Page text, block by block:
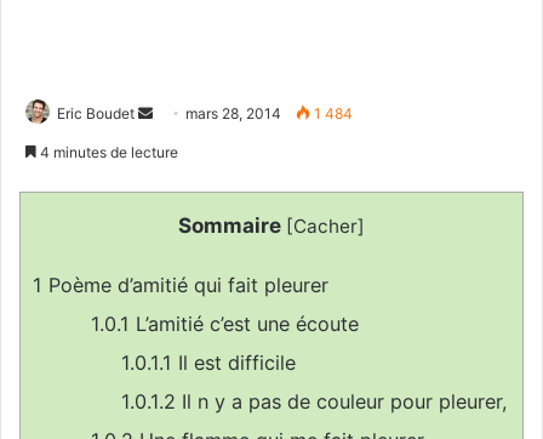
Eric Boudet
Envoyermars 28, 2014 1 484
4 minutes de lecture
Sommaire [Cacher]
1 Poème d’amitié qui fait pleurer
1.0.1 L’amitié c’est une écoute
1.0.1.1 Il est difficile
1.0.1.2 Il n y a pas de couleur pour pleurer,